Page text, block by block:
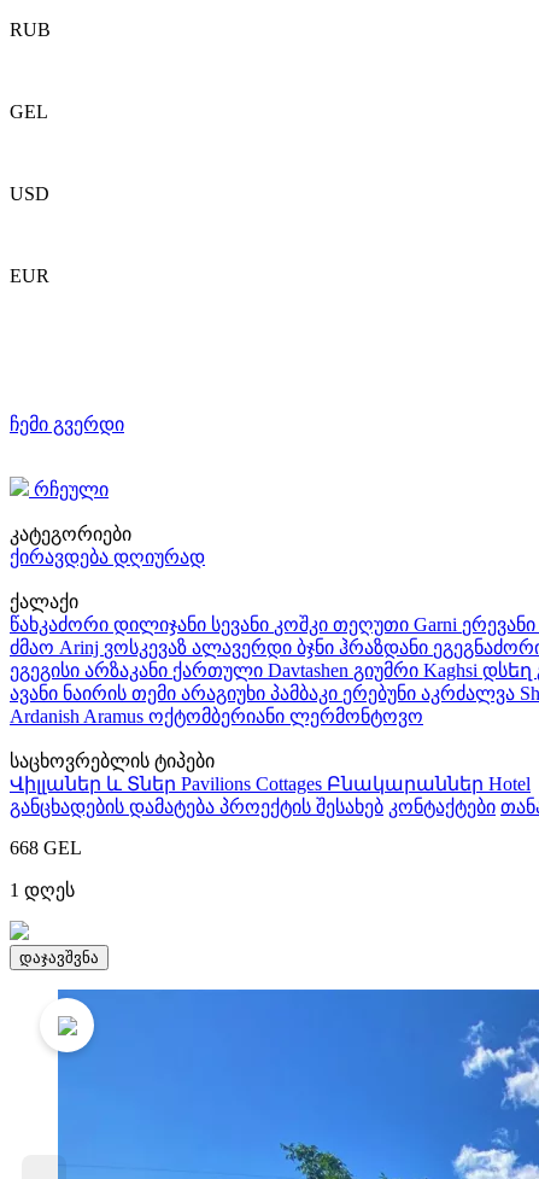
RUB
GEL
USD
EUR
ჩემი გვერდი
რჩეული
კატეგორიები
ქირავდება დღიურად
ქალაქი
წახკაძორი დილიჯანი სევანი კოშკი თეღუთი Garni ერევანი
ძმაო Arinj ვოსკევაზ ალავერდი ბჯნი ჰრაზდანი
ეგეგისი არზაკანი ქართული Davtashen გიუმრი Kaghsi დსեղ
ავანი ნაირის თემი არაგიუხი პამბაკი ერებუნი აკრძალვა
Ardanish Aramus ოქტომბერიანი ლერმონტოვო
საცხოვრებლის ტიპები
Վիլլաներ և Տներ Pavilions Cottages Բնակարաններ Hotel
განცხადების დამატება პროექტის შესახებ კონტაქტები
668 GEL
1 დღეს
დაჯავშვნა